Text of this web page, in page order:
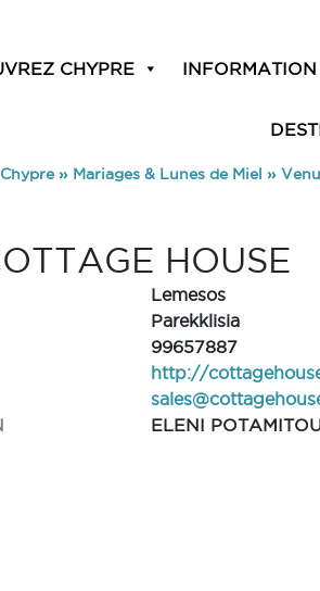
CHYPRE INFORMATION
» Mariages & Lunes de Miel »
HOUSE
Lemesos
Parekklisia
99657887
http://
ELENI